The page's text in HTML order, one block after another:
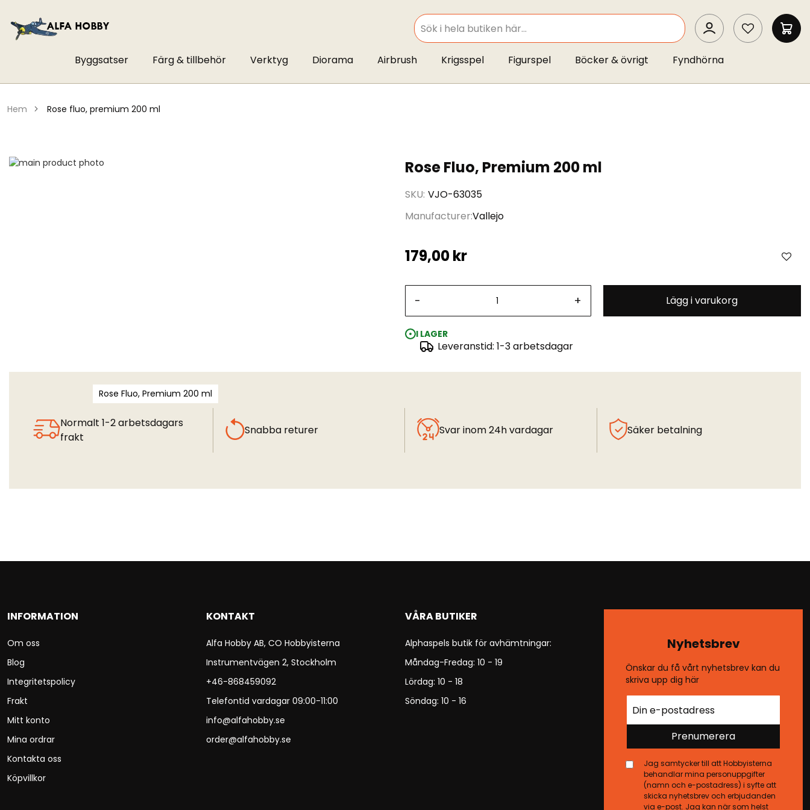
SEARCH
SEARCH
MIN
Byggsatser Färg & tillbehör Verktyg Diorama Airbrush Krigsspel Figurspel Böcker & övrigt Fyndhörna
hem rose fluo, premium 200 ml
Rose Fluo, Premium 200 ml
SKU VJO-63035
ManufacturerVallejo
179,00 kr
- + Lägg i varukorg
I LAGER
Leveranstid: 1-3 arbetsdagar
Hoppa
Rose Fluo, Premium 200 ml
Normalt 1-2 arbetsdagars
frakt
Snabba returer Svar inom 24h vardagar Säker betalning
INFORMATION
Om oss
Blog
Integritetspolicy
Frakt
Mitt konto
Mina ordrar
Kontakta oss
Köpvillkor
KONTAKT
Alfa Hobby AB, CO Hobbyisterna
Instrumentvägen 2, Stockholm
+46-868459092
Telefontid vardagar 09:00-11:00
info@alfahobby.se
order@alfahobby.se
VÅRA BUTIKER
Alphaspels butik för avhämtningar:
Måndag-Fredag: 10 - 19
Lördag: 10 - 18
Söndag: 10 - 16
Nyhetsbrev
Önskar du få vårt nyhetsbrev kan du
skriva upp dig här
Prenumerera
Jag samtycker till att Hobbyisterna
behandlar mina personuppgifter
(namn och e-postadress) i syfte att
skicka nyhetsbrev och erbjudanden
via e-post. Jag kan när som helst